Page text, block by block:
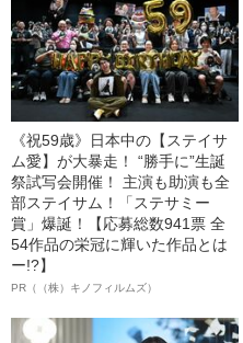
《祝59歳》日本中の【ステイサ
ム愛】が大暴走！ “勝手に”生誕
祭試写会開催！ 主演も助演も全
部ステイサム！「ステサミー
賞」爆誕！【応募総数941票 全
54作品の栄冠に輝いた作品とは
ー!?】
PR（（株）キノフィルムズ）